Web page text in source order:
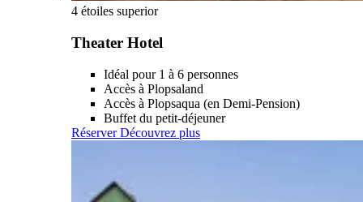
4 étoiles superior
Theater Hotel
Idéal pour 1 à 6 personnes
Accès à Plopsaland
Accès à Plopsaqua (en Demi-Pension)
Buffet du petit-déjeuner
Réserver Découvrez plus